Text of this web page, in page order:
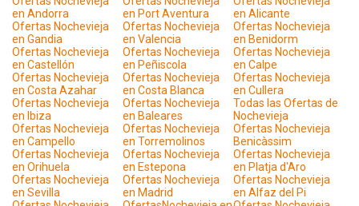
en Andorra
en Port Aventura
en Alicante
Ofertas Nochevieja
en Gandia
Ofertas Nochevieja
en Valencia
Ofertas Nochevieja
en Benidorm
Ofertas Nochevieja
en Castellón
Ofertas Nochevieja
en Peñiscola
Ofertas Nochevieja
en Calpe
Ofertas Nochevieja
en Costa Azahar
Ofertas Nochevieja
en Costa Blanca
Ofertas Nochevieja
en Cullera
Ofertas Nochevieja
en Ibiza
Ofertas Nochevieja
en Baleares
Todas las Ofertas de
Nochevieja
Ofertas Nochevieja
en Campello
Ofertas Nochevieja
en Torremolinos
Ofertas Nochevieja
Benicàssim
Ofertas Nochevieja
en Orihuela
Ofertas Nochevieja
en Estepona
Ofertas Nochevieja
en Platja d'Aro
Ofertas Nochevieja
en Sevilla
Ofertas Nochevieja
en Madrid
Ofertas Nochevieja
en Alfaz del Pi